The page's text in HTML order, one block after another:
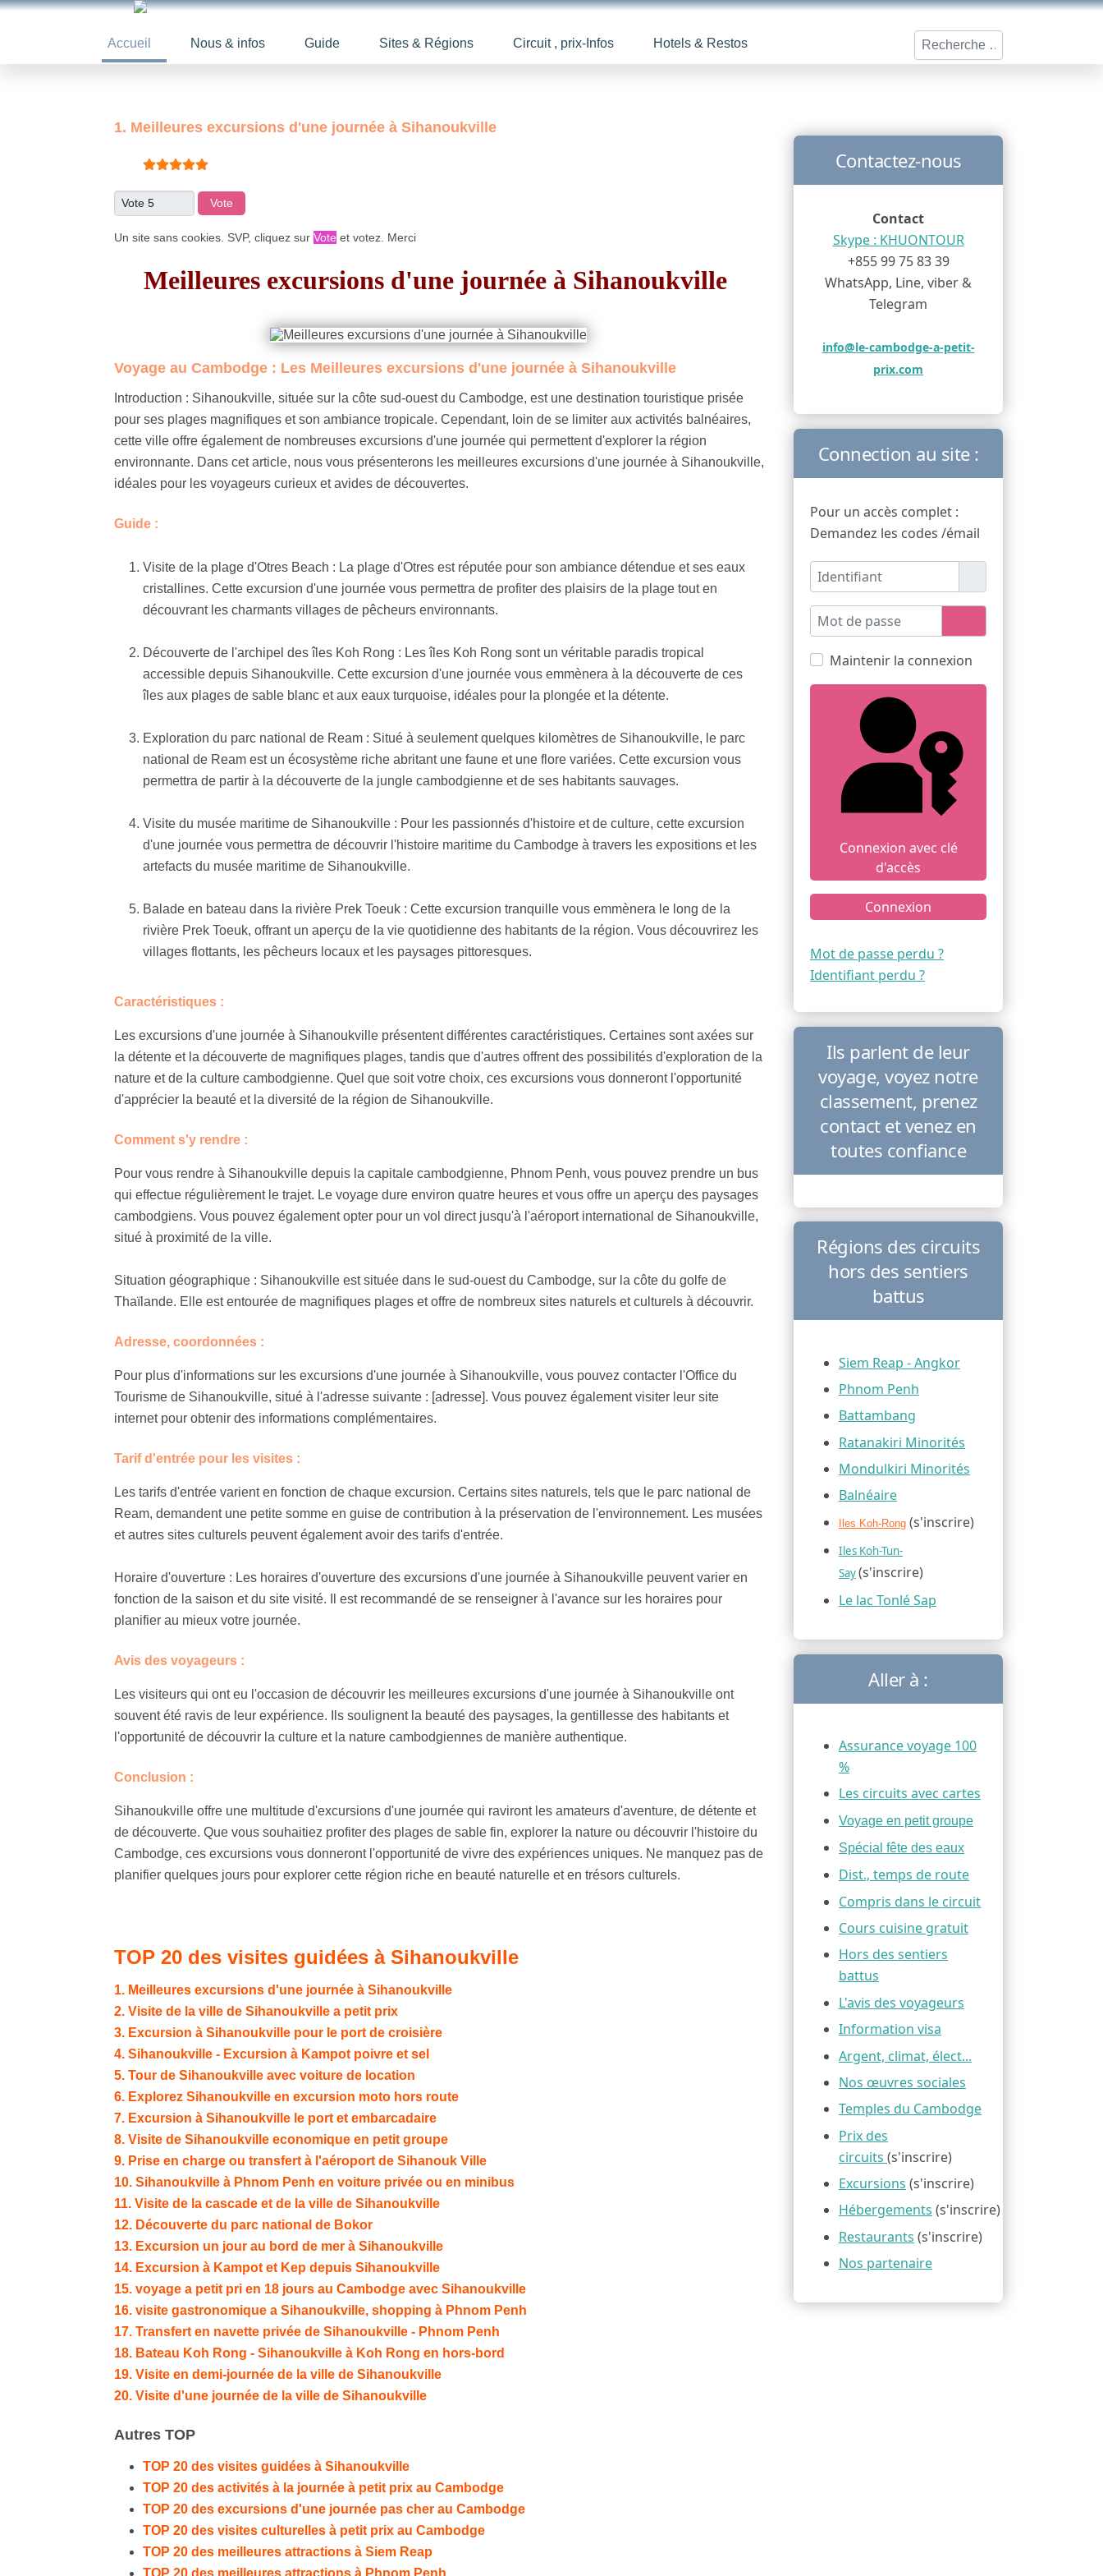
Accueil Nous & infos Guide Sites & Régions Circuit , prix-Infos Hotels & Restos Rechercher
1. Meilleures excursions d'une journée à Sihanoukville
Vote utilisateur:
Veuillez voter
Un site sans cookies. SVP, cliquez sur Vote et votez. Merci
Meilleures excursions d'une journée à Sihanoukville
Voyage au Cambodge : Les Meilleures excursions d'une journée à Sihanoukville
Introduction : Sihanoukville, située sur la côte sud-ouest du Cambodge, est une destination touristique prisée
pour ses plages magnifiques et son ambiance tropicale. Cependant, loin de se limiter aux activités balnéaires,
cette ville offre également de nombreuses excursions d'une journée qui permettent d'explorer la région
environnante. Dans cet article, nous vous présenterons les meilleures excursions d'une journée à Sihanoukville,
idéales pour les voyageurs curieux et avides de découvertes.
Guide :
Visite de la plage d'Otres Beach : La plage d'Otres est réputée pour son ambiance détendue et ses eaux
cristallines. Cette excursion d'une journée vous permettra de profiter des plaisirs de la plage tout en
découvrant les charmants villages de pêcheurs environnants.
Découverte de l'archipel des îles Koh Rong : Les îles Koh Rong sont un véritable paradis tropical
accessible depuis Sihanoukville. Cette excursion d'une journée vous emmènera à la découverte de ces
îles aux plages de sable blanc et aux eaux turquoise, idéales pour la plongée et la détente.
Exploration du parc national de Ream : Situé à seulement quelques kilomètres de Sihanoukville, le parc
national de Ream est un écosystème riche abritant une faune et une flore variées. Cette excursion vous
permettra de partir à la découverte de la jungle cambodgienne et de ses habitants sauvages.
Visite du musée maritime de Sihanoukville : Pour les passionnés d'histoire et de culture, cette excursion
d'une journée vous permettra de découvrir l'histoire maritime du Cambodge à travers les expositions et les
artefacts du musée maritime de Sihanoukville.
Balade en bateau dans la rivière Prek Toeuk : Cette excursion tranquille vous emmènera le long de la
rivière Prek Toeuk, offrant un aperçu de la vie quotidienne des habitants de la région. Vous découvrirez les
villages flottants, les pêcheurs locaux et les paysages pittoresques.
Caractéristiques :
Les excursions d'une journée à Sihanoukville présentent différentes caractéristiques. Certaines sont axées sur
la détente et la découverte de magnifiques plages, tandis que d'autres offrent des possibilités d'exploration de la
nature et de la culture cambodgienne. Quel que soit votre choix, ces excursions vous donneront l'opportunité
d'apprécier la beauté et la diversité de la région de Sihanoukville.
Comment s'y rendre :
Pour vous rendre à Sihanoukville depuis la capitale cambodgienne, Phnom Penh, vous pouvez prendre un bus
qui effectue régulièrement le trajet. Le voyage dure environ quatre heures et vous offre un aperçu des paysages
cambodgiens. Vous pouvez également opter pour un vol direct jusqu'à l'aéroport international de Sihanoukville,
situé à proximité de la ville.
Situation géographique : Sihanoukville est située dans le sud-ouest du Cambodge, sur la côte du golfe de
Thaïlande. Elle est entourée de magnifiques plages et offre de nombreux sites naturels et culturels à découvrir.
Adresse, coordonnées :
Pour plus d'informations sur les excursions d'une journée à Sihanoukville, vous pouvez contacter l'Office du
Tourisme de Sihanoukville, situé à l'adresse suivante : [adresse]. Vous pouvez également visiter leur site
internet pour obtenir des informations complémentaires.
Tarif d'entrée pour les visites :
Les tarifs d'entrée varient en fonction de chaque excursion. Certains sites naturels, tels que le parc national de
Ream, demandent une petite somme en guise de contribution à la préservation de l'environnement. Les musées
et autres sites culturels peuvent également avoir des tarifs d'entrée.
Horaire d'ouverture : Les horaires d'ouverture des excursions d'une journée à Sihanoukville peuvent varier en
fonction de la saison et du site visité. Il est recommandé de se renseigner à l'avance sur les horaires pour
planifier au mieux votre journée.
Avis des voyageurs :
Les visiteurs qui ont eu l'occasion de découvrir les meilleures excursions d'une journée à Sihanoukville ont
souvent été ravis de leur expérience. Ils soulignent la beauté des paysages, la gentillesse des habitants et
l'opportunité de découvrir la culture et la nature cambodgiennes de manière authentique.
Conclusion :
Sihanoukville offre une multitude d'excursions d'une journée qui raviront les amateurs d'aventure, de détente et
de découverte. Que vous souhaitiez profiter des plages de sable fin, explorer la nature ou découvrir l'histoire du
Cambodge, ces excursions vous donneront l'opportunité de vivre des expériences uniques. Ne manquez pas de
planifier quelques jours pour explorer cette région riche en beauté naturelle et en trésors culturels.
TOP 20 des visites guidées à Sihanoukville
1. Meilleures excursions d'une journée à Sihanoukville
2. Visite de la ville de Sihanoukville a petit prix
3. Excursion à Sihanoukville pour le port de croisière
4. Sihanoukville - Excursion à Kampot poivre et sel
5. Tour de Sihanoukville avec voiture de location
6. Explorez Sihanoukville en excursion moto hors route
7. Excursion à Sihanoukville le port et embarcadaire
8. Visite de Sihanoukville economique en petit groupe
9. Prise en charge ou transfert à l'aéroport de Sihanouk Ville
10. Sihanoukville à Phnom Penh en voiture privée ou en minibus
11. Visite de la cascade et de la ville de Sihanoukville
12. Découverte du parc national de Bokor
13. Excursion un jour au bord de mer à Sihanoukville
14. Excursion à Kampot et Kep depuis Sihanoukville
15. voyage a petit pri en 18 jours au Cambodge avec Sihanoukville
16. visite gastronomique a Sihanoukville, shopping à Phnom Penh
17. Transfert en navette privée de Sihanoukville - Phnom Penh
18. Bateau Koh Rong - Sihanoukville à Koh Rong en hors-bord
19. Visite en demi-journée de la ville de Sihanoukville
20. Visite d'une journée de la ville de Sihanoukville
Autres TOP
TOP 20 des visites guidées à Sihanoukville
TOP 20 des activités à la journée à petit prix au Cambodge
TOP 20 des excursions d'une journée pas cher au Cambodge
TOP 20 des visites culturelles à petit prix au Cambodge
TOP 20 des meilleures attractions à Siem Reap
TOP 20 des meilleures attractions à Phnom Penh
Contactez-nous
Contact
Skype : KHUONTOUR
+855 99 75 83 39
WhatsApp, Line, viber &
Telegram
info@le-cambodge-a-petit-
prix.com
Connection au site :
Pour un accès complet :
Demandez les codes /émail
Identifiant
Mot de passe
Afficher le mot de
Maintenir la connexion
Connexion avec clé
d'accès
Connexion
Mot de passe perdu ?
Identifiant perdu ?
Ils parlent de leur
voyage, voyez notre
classement, prenez
contact et venez en
toutes confiance
Régions des circuits
hors des sentiers
battus
Siem Reap - Angkor
Phnom Penh
Battambang
Ratanakiri Minorités
Mondulkiri Minorités
Balnéaire
Iles Koh-Rong (s'inscrire)
Iles Koh-Tun-
Say(s'inscrire)
Le lac Tonlé Sap
Aller à :
Assurance voyage 100
%
Les circuits avec cartes
Voyage en petit groupe
Spécial fête des eaux
Dist., temps de route
Compris dans le circuit
Cours cuisine gratuit
Hors des sentiers
battus
L'avis des voyageurs
Information visa
Argent, climat, élect...
Nos œuvres sociales
Temples du Cambodge
Prix des
circuits (s'inscrire)
Excursions (s'inscrire)
Hébergements (s'inscrire)
Restaurants (s'inscrire)
Nos partenaire